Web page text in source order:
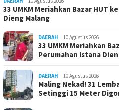
33 UMKM Meriahkan Bazar HUT
Dieng Malang
DAERAH 10 Agustus 2026
33 UMKM Meriahkan
Perumahan Istana
DAERAH 10 Agustus 2026
Maling Nekad! 31
Setinggi 15 Meter